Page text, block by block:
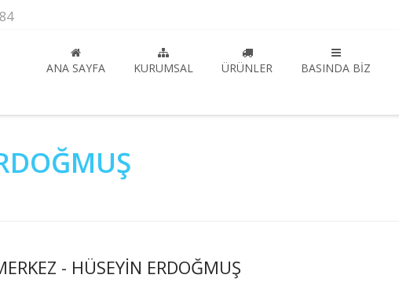
ANA SAYFA KURUMSAL ÜRÜNLER BASINDA BIZ
- HÜSEYİN ERDOĞMUŞ